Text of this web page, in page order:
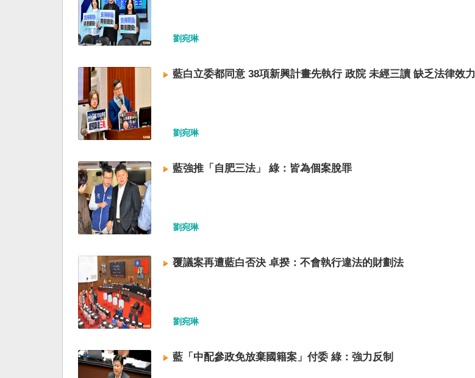
劉宛琳
藍白立委都同意 38項新興計畫先執行 政院 未經三讀 缺乏法律效力
劉宛琳
藍強推「自肥三法」 綠：皆為個案脫罪
劉宛琳
覆議案再遭藍白否決 卓揆：不會執行違法的財劃法
劉宛琳
藍「中配參政免放棄國籍案」付委 綠：強力反制